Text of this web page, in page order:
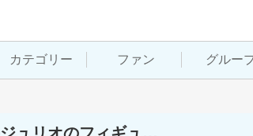
カテゴリー ファン グルー